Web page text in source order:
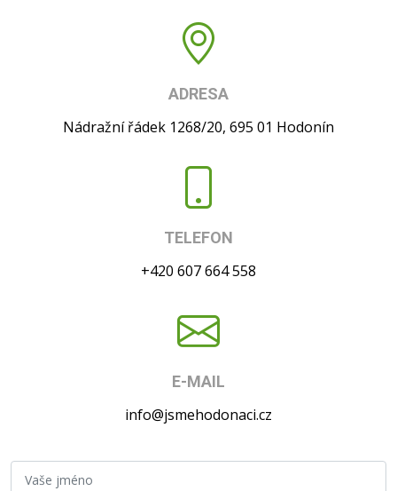
ADRESA
Nádražní řádek 1268/20, 695 01 Hodonín
TELEFON
+420 607 664 558
E-MAIL
info@jsmehodonaci.cz